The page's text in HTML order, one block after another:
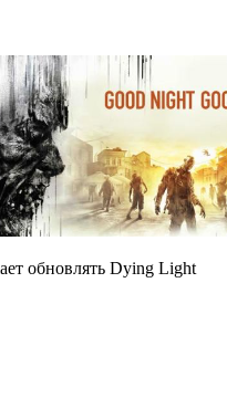
обновлять Dying Light